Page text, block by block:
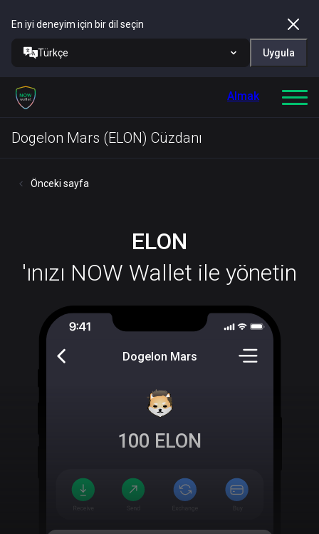
En iyi deneyim için bir dil seçin
Türkçe Uygula
Almak
Dogelon Mars (ELON) Cüzdanı
Önceki sayfa
ELON
'ınızı NOW Wallet ile yönetin
Dogelon Mars
100 ELON